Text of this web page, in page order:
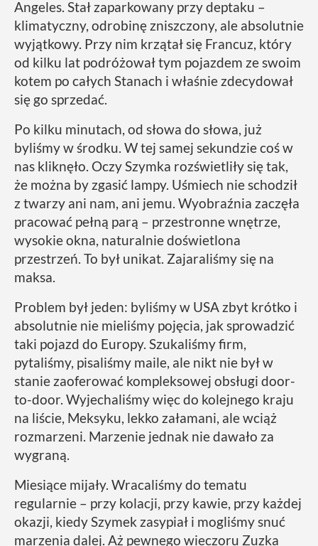
Angeles. Stał zaparkowany przy deptaku –
klimatyczny, odrobinę zniszczony, ale absolutnie
wyjątkowy. Przy nim krzątał się Francuz, który
od kilku lat podróżował tym pojazdem ze swoim
kotem po całych Stanach i właśnie zdecydował
się go sprzedać.
Po kilku minutach, od słowa do słowa, już
byliśmy w środku. W tej samej sekundzie coś w
nas kliknęło. Oczy Szymka rozświetliły się tak,
że można by zgasić lampy. Uśmiech nie schodził
z twarzy ani nam, ani jemu. Wyobraźnia zaczęła
pracować pełną parą – przestronne wnętrze,
wysokie okna, naturalnie doświetlona
przestrzeń. To był unikat. Zajaraliśmy się na
maksa.
Problem był jeden: byliśmy w USA zbyt krótko i
absolutnie nie mieliśmy pojęcia, jak sprowadzić
taki pojazd do Europy. Szukaliśmy firm,
pytaliśmy, pisaliśmy maile, ale nikt nie był w
stanie zaoferować kompleksowej obsługi door-
to-door. Wyjechaliśmy więc do kolejnego kraju
na liście, Meksyku, lekko załamani, ale wciąż
rozmarzeni. Marzenie jednak nie dawało za
wygraną.
Miesiące mijały. Wracaliśmy do tematu
regularnie – przy kolacji, przy kawie, przy każdej
okazji, kiedy Szymek zasypiał i mogliśmy snuć
marzenia dalej. Aż pewnego wieczoru Zuzka